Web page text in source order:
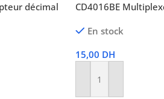
décimal
CD4016BE
En stock
15,00 DH
Ajouter Au Panier